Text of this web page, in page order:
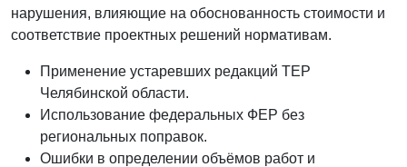
нарушения, влияющие на обоснованность стоимости и
соответствие проектных решений нормативам.
Применение устаревших редакций ТЕР
Челябинской области.
Использование федеральных ФЕР без
региональных поправок.
Ошибки в определении объёмов работ и